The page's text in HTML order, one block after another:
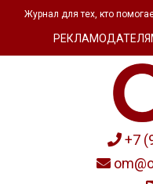
Журнал для тех, кто
+7